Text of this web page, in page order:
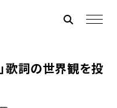
歌詞の世界観を投